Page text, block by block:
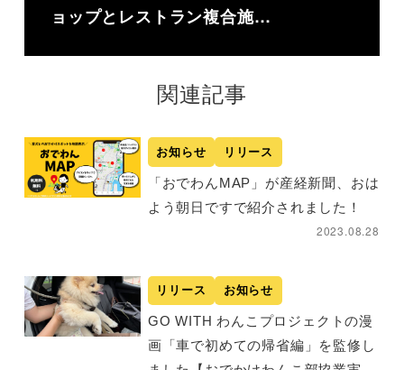
ョップとレストラン複合施…
関連記事
お知らせ リリース
「おでわんMAP」が産経新聞、おは
よう朝日ですで紹介されました！
2023.08.28
リリース お知らせ
GO WITH わんこプロジェクトの漫
画「車で初めての帰省編」を監修し